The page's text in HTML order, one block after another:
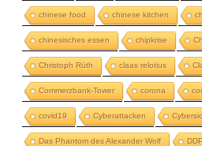
chinese food chinese kitchen
chinesisches essen chipkrise
Christoph Rüth claas relotius
Commerzbank-Tower corona
covid19 Cyberattacken
Das Phantom des Alexander Wolf